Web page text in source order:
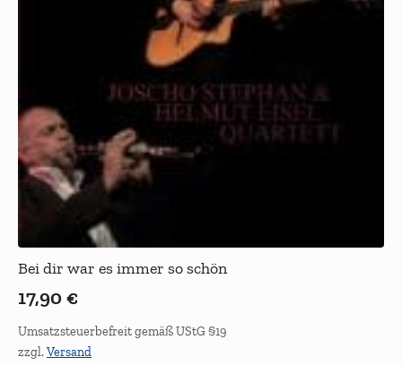
Bei dir war es immer so schön
17,90 €
Umsatzsteuerbefreit gemäß UStG §19
zzgl.Versand